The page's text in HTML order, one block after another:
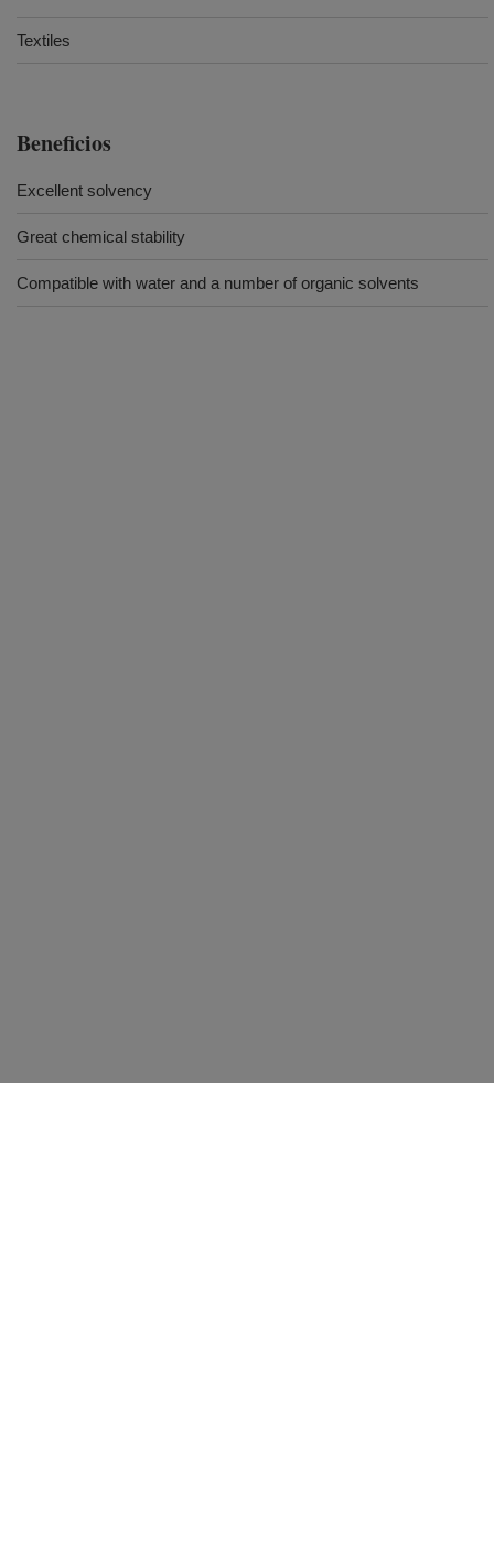
Textiles
Beneficios
Excellent solvency
Great chemical stability
Compatible with water and a number of organic solvents